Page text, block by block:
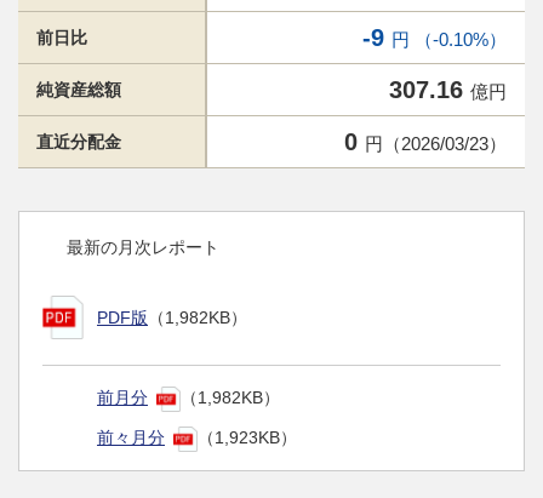
前日比 -9 円 （-0.10%）
純資産総額 307.16 億円
直近分配金 0 円（2026/03/23）
最新の月次レポート
PDF版 （1,982KB）
前月分 （1,982KB）
前々月分 （1,923KB）